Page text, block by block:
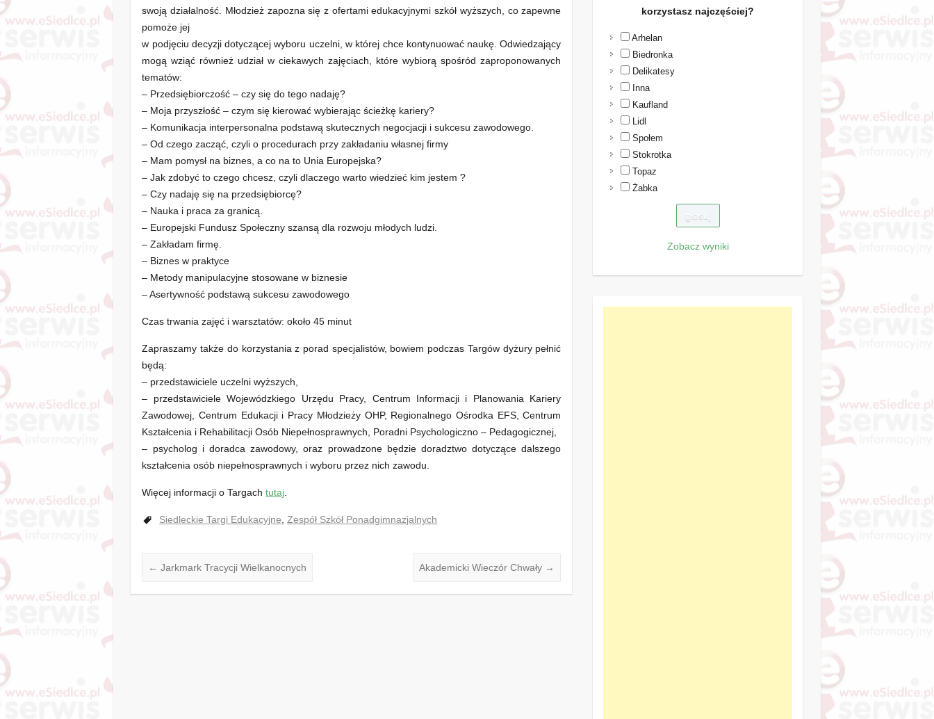
swoją działalność. Młodzież zapozna się z ofertami edukacyjnymi szkół wyższych, co zapewne
pomoże jej
w podjęciu decyzji dotyczącej wyboru uczelni, w której chce kontynuować naukę. Odwiedzający
mogą wziąć również udział w ciekawych zajęciach, które wybiorą spośród zaproponowanych
tematów:
– Przedsiębiorczość – czy się do tego nadaję?
– Moja przyszłość – czym się kierować wybierając ścieżkę kariery?
– Komunikacja interpersonalna podstawą skutecznych negocjacji i sukcesu zawodowego.
– Od czego zacząć, czyli o procedurach przy zakładaniu własnej firmy
– Mam pomysł na biznes, a co na to Unia Europejska?
– Jak zdobyć to czego chcesz, czyli dlaczego warto wiedzieć kim jestem ?
– Czy nadaję się na przedsiębiorcę?
– Nauka i praca za granicą.
– Europejski Fundusz Społeczny szansą dla rozwoju młodych ludzi.
– Zakładam firmę.
– Biznes w praktyce
– Metody manipulacyjne stosowane w biznesie
– Asertywność podstawą sukcesu zawodowego
Czas trwania zajęć i warsztatów: około 45 minut
Zapraszamy także do korzystania z porad specjalistów, bowiem podczas Targów dyżury pełnić
będą:
– przedstawiciele uczelni wyższych,
– przedstawiciele Wojewódzkiego Urzędu Pracy, Centrum Informacji i Planowania Kariery
Zawodowej, Centrum Edukacji i Pracy Młodzieży OHP, Regionalnego Ośrodka EFS, Centrum
Kształcenia i Rehabilitacji Osób Niepełnosprawnych, Poradni Psychologiczno – Pedagogicznej,
– psycholog i doradca zawodowy, oraz prowadzone będzie doradztwo dotyczące dalszego
kształcenia osób niepełnosprawnych i wyboru przez nich zawodu.
Więcej informacji o Targachtutaj
Siedleckie Targi Edukacyjne ,Zespół Szkół Ponadgimnazjalnych
← Jarkmark Tracycji Wielkanocnych Akademicki Wieczór Chwały →
korzystasz najczęściej?
Arhelan
Biedronka
Delikatesy
Inna
Kaufland
Lidl
Społem
Stokrotka
Topaz
Żabka
Zobacz wyniki